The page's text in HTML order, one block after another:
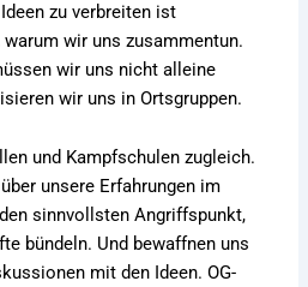
zu verbreiten ist
wir uns zusammentun.
wir uns nicht alleine
wir uns in Ortsgruppen.
und Kampfschulen zugleich.
unsere Erfahrungen im
sinnvollsten Angriffspunkt,
bündeln. Und bewaffnen uns
mit den Ideen. OG-